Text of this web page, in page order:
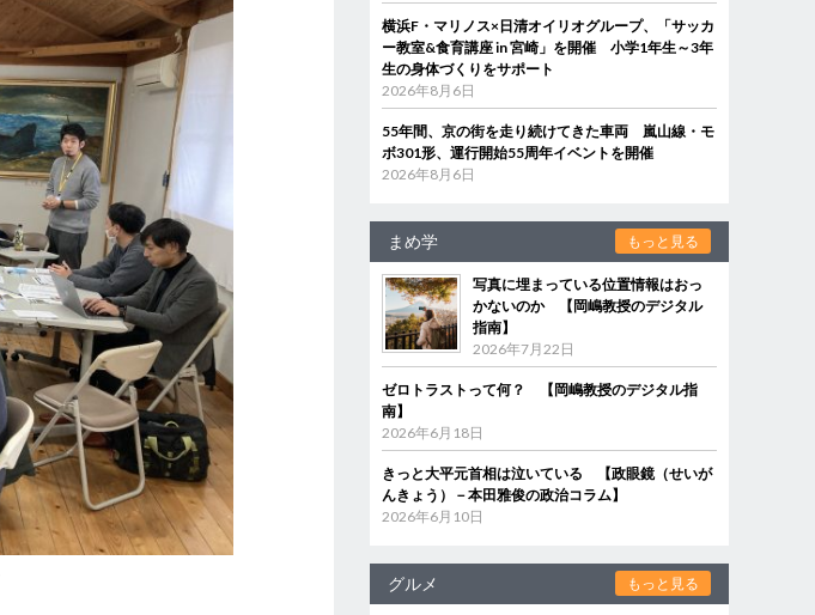
横浜F・マリノス×日清オイリオグループ、「サッカ
ー教室&食育講座 in 宮崎」を開催 小学1年生～3年
生の身体づくりをサポート
2026年8月6日
55年間、京の街を走り続けてきた車両 嵐山線・モ
ボ301形、運行開始55周年イベントを開催
2026年8月6日
まめ学 もっと見る
写真に埋まっている位置情報はおっ
かないのか 【岡嶋教授のデジタル
指南】
2026年7月22日
ゼロトラストって何？ 【岡嶋教授のデジタル指
南】
2026年6月18日
きっと大平元首相は泣いている 【政眼鏡（せいが
んきょう）－本田雅俊の政治コラム】
2026年6月10日
グルメ もっと見る